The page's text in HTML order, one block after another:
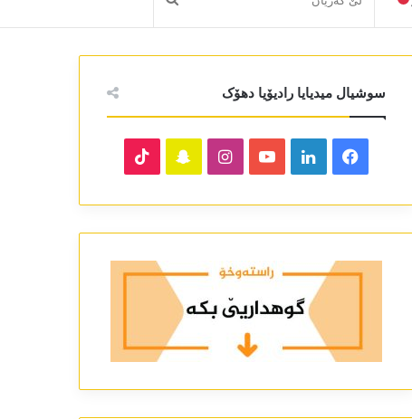
گەریان
سوشیال میدیایا رادیۆیا دھۆک
Facebook
LinkedIn
YouTube
Instagram
Snapchat